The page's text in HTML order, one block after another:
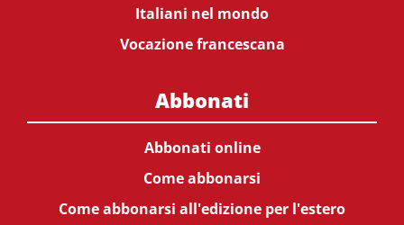
Italiani nel mondo
Vocazione francescana
Abbonati
Abbonati online
Come abbonarsi
Come abbonarsi all'edizione per l'estero